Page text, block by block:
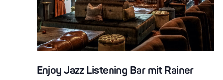
Enjoy Jazz Listening Bar mit Rainer